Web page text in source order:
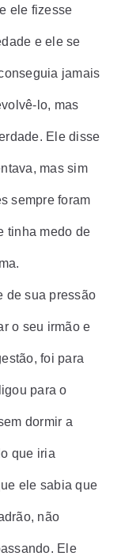
ele fizesse
e ele se
jamais
lo, mas
Ele disse
mas sim
sempre foram
tinha medo de
de sua pressão
o seu irmão e
foi para
para o
dormir a
que iria
ele sabia que
não
Ele